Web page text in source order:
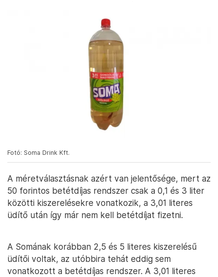
Fotó: Soma Drink Kft.
A méretválasztásnak azért van jelentősége, mert az
50 forintos betétdíjas rendszer csak a 0,1 és 3 liter
közötti kiszerelésekre vonatkozik, a 3,01 literes
üdítő után így már nem kell betétdíjat fizetni.
A Somának korábban 2,5 és 5 literes kiszerelésű
üdítői voltak, az utóbbira tehát eddig sem
vonatkozott a betétdíjas rendszer. A 3,01 literes